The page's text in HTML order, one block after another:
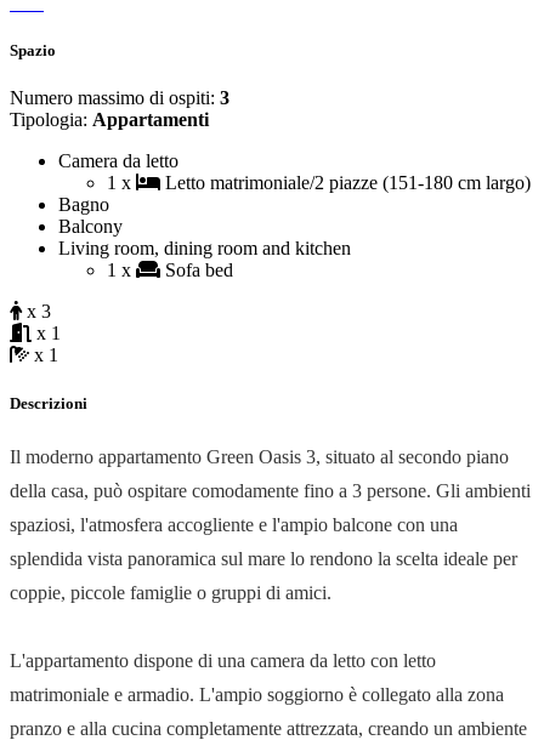
Spazio
Numero massimo di ospiti: 3
Tipologia: Appartamenti
Camera da letto
1 x
Letto matrimoniale/2 piazze (151-180 cm largo)
Bagno
Balcony
Living room, dining room and kitchen
1 x
Sofa bed
x 3
x 1
x 1
Descrizioni
Il moderno appartamento Green Oasis 3, situato al secondo piano
della casa, può ospitare comodamente fino a 3 persone. Gli ambienti
spaziosi, l'atmosfera accogliente e l'ampio balcone con una
splendida vista panoramica sul mare lo rendono la scelta ideale per
coppie, piccole famiglie o gruppi di amici.
L'appartamento dispone di una camera da letto con letto
matrimoniale e armadio. L'ampio soggiorno è collegato alla zona
pranzo e alla cucina completamente attrezzata, creando un ambiente